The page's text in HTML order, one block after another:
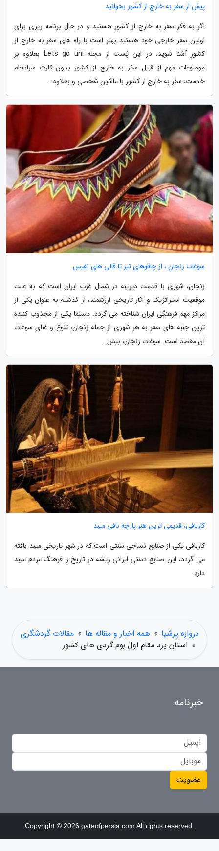
پیش از سفر به خارج از کشور بخوانید
اگر به فکر سفر به خارج از کشور هستید و در حال برنامه ریزی برای
اولین سفر خارجی خود هستید بهتر است با راه های سفر به خارج از
کشور آشنا شوید. در این پُست از مجله Lets go uni بعلاوه بر
موضوعات مهم از قبیل سفر به خارج از کشور بدون کارت سرانجام
خدمت، سفر به خارج از کشور با ماشین شخصی و بعلاوه...
سوغات زنجان ، از چاقوهای تیز تا قالی های نفیس
زنجان، شهری با قدمت دیرینه در شمال غرب ایران است که به علت
موقعیت استراتژیک و آثار تاریخی ارزشمند، از گذشته به عنوان یکی از
مراکز مهم فرهنگی ایران شناخته می گردد. مسلما یکی از مجذوب کننده
ترین جنبه های سفر به هر شهری از جمله زنجان، تنوع و غنای سوغات
آن مقصد است. سوغات زنجان، بیش...
کاربافی، قدیمی ترین هنر پارچه بافی میبد
کاربافی یکی از صنایع نساجی سنتی است که در شهر تاریخی میبد بافته
می گردد، این صنایع دستی ایرانی ریشه در تاریخ و فرهنگ مردم میبد
دارد.
دروازه پرشیا » همه اخبار و مقاله ها » مقالات گردشگری
» استان یزد مقام اول بوم گردی های کشور
خبرنامه
عضویت
Copyright © 2026 gateofpersia.com All rights reserved.